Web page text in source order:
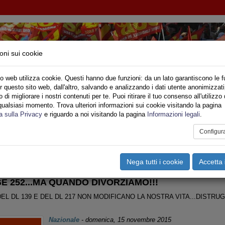
SINDACALE DI BASE SETTORE VIGILI DEL
Privato Territori Sociale Speciali Multimedia
Informazioni Varie
252...MA QUANDO DIVORZIAMO!!!
DL 139 E DEL DL 217 NON MODIFICANO LA NOSTRA
Nazionale- domenica, 15 novembre 2015
sui cookie
web utilizza cookie. Questi hanno due funzioni: da un lato garantiscono le
questo sito web, dall'altro, salvando e analizzando i dati utente
di migliorare i nostri contenuti per te. Puoi ritirare il tuo consenso all'utilizzo
momento. Trova ulteriori informazioni sui cookie visitando la pagina
sulla Privacy e riguardo a noi visitando la pagina Informazioni legali.
Nega tutti i cookie Accetta